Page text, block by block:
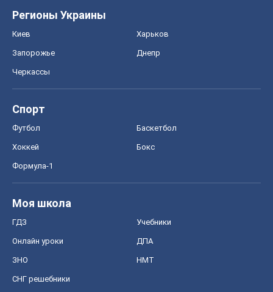
Регионы Украины
Киев Харьков
Запорожье Днепр
Черкассы
Спорт
Футбол Баскетбол
Хоккей Бокс
Формула-1
Моя школа
ГДЗ Учебники
Онлайн уроки ДПА
ЗНО НМТ
СНГ решебники